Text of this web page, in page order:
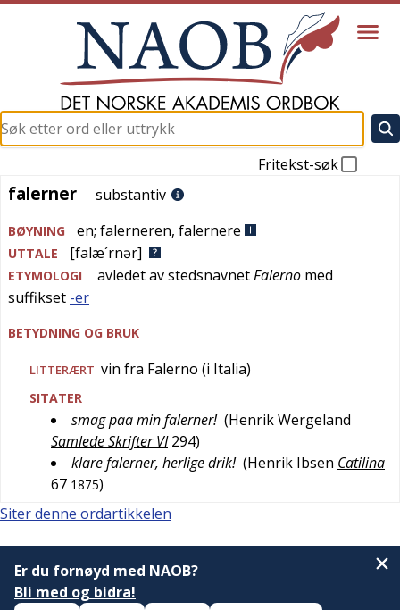
Fritekst-søk
falerner
falerner substantiv
BØYNING en; falerneren, falernere
UTTALE [falæ´rnər]
ETYMOLOGI avledet av stedsnavnetFalerno med
suffikset -er
BETYDNING OG BRUK
LITTERÆRT vin fra Falerno (i Italia)
SITATER
smag paa min falerner! (Henrik Wergeland
Samlede Skrifter VI 294)
klare falerner, herlige drik! (Henrik Ibsen Catilina
67 1875)
Siter denne ordartikkelen
Er du fornøyd med NAOB?
Bli med og bidra!